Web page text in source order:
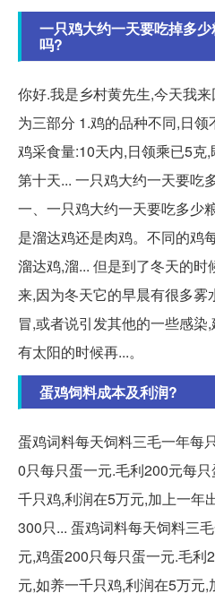
一只鸡大约一天要吃掉多
吗?
你好.我是乡村黄先生,今天我
为三部分 1.鸡的品种不同,日
鸡采食量:10天内,日领乘已5克
第十天... 一只鸡大约一天要吃
一、一只鸡大约一天要吃多少
是溜达鸡还是肉鸡。不同的鸡
溜达鸡,溜... 但是到了冬天的
来,因为冬天它的早晨有很多
冒,或者说引发其他的一些感
有太阳的时候再...。
蛋鸡饲料成本及利润?
蛋鸡词料每天饲料三毛一年每
0只每只蛋一元.毛利200元每
千只鸡,利润在5万元,加上一年
300只... 蛋鸡词料每天饲料三
元,鸡蛋200只每只蛋一元.毛利
元,如养一千只鸡,利润在5万元